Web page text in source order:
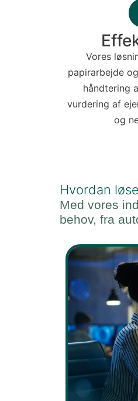
Vores
papirarbejde
håndtering
vurdering af
og
Hvordan
Med vores
behov, fra